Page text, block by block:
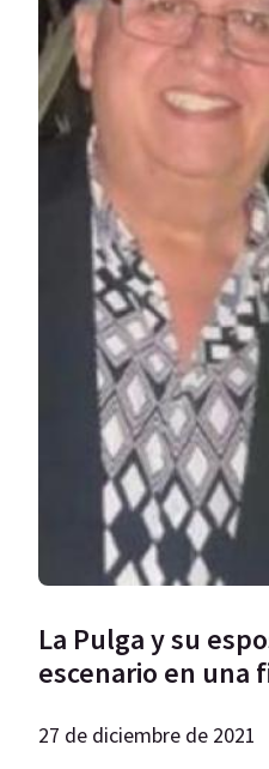
La Pulga y su
escenario en una
27 de diciembre de 2021